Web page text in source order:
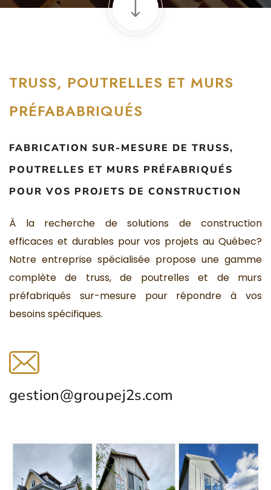
TRUSS, POUTRELLES ET MURS
PRÉFABABRIQUÉS
FABRICATION SUR-MESURE DE TRUSS,
POUTRELLES ET MURS PRÉFABRIQUÉS
POUR VOS PROJETS DE CONSTRUCTION
À la recherche de solutions de construction
efficaces et durables pour vos projets au Québec?
Notre entreprise spécialisée propose une gamme
complète de truss, de poutrelles et de murs
préfabriqués sur-mesure pour répondre à vos
besoins spécifiques.
gestion@groupej2s.com